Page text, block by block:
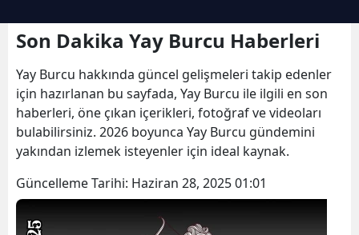
Son Dakika Yay Burcu Haberleri
Yay Burcu hakkında güncel gelişmeleri takip edenler
için hazırlanan bu sayfada, Yay Burcu ile ilgili en son
haberleri, öne çıkan içerikleri, fotoğraf ve videoları
bulabilirsiniz. 2026 boyunca Yay Burcu gündemini
yakından izlemek isteyenler için ideal kaynak.
Güncelleme Tarihi: Haziran 28, 2025 01:01